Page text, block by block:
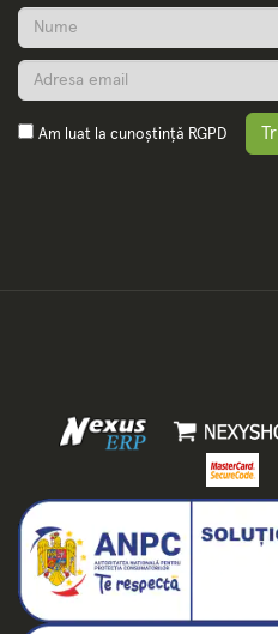
Am luat la cunoștință RGPD